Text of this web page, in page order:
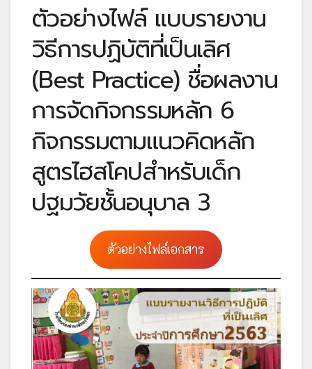
ตัวอย่างไฟล์ แบบรายงาน
วิธีการปฏิบัติที่เป็นเลิศ
(Best Practice) ชื่อผลงาน
การจัดกิจกรรมหลัก 6
กิจกรรมตามแนวคิดหลัก
สูตรไฮสโคปสำหรับเด็ก
ปฐมวัยชั้นอนุบาล 3
ตัวอย่างไฟล์เอกสาร